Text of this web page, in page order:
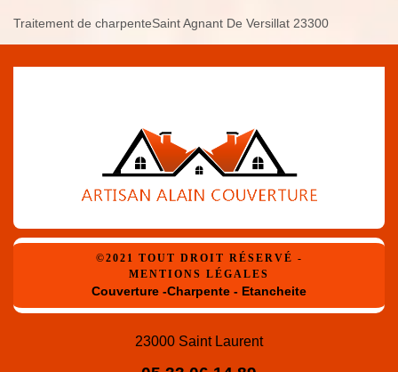
Traitement de charpenteSaint Agnant De Versillat 23300
©2021 TOUT DROIT RÉSERVÉ -
MENTIONS LÉGALES
Couverture -Charpente - Etancheite
23000 Saint Laurent